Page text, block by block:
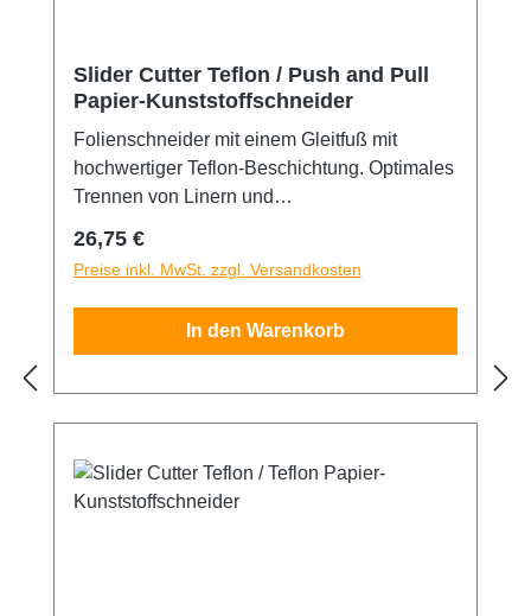
Slider Cutter Teflon / Push and Pull
Papier-Kunststoffschneider
Folienschneider mit einem Gleitfuß mit
hochwertiger Teflon-Beschichtung. Optimales
Trennen von Linern und
Gleiteigenschaften durch Teflonbeschichtung.
Kein Anhaften an offenen Klebeschichten.
Schneidet zuverlässig und präzise durch alle
gezogene und geschobene Schnitte. 3
Ersatzklingen sind im Lieferumfang enthalten.
Regulärer Preis:
26,75 €
Preise inkl. MwSt. zzgl. Versandkosten
In den Warenkorb